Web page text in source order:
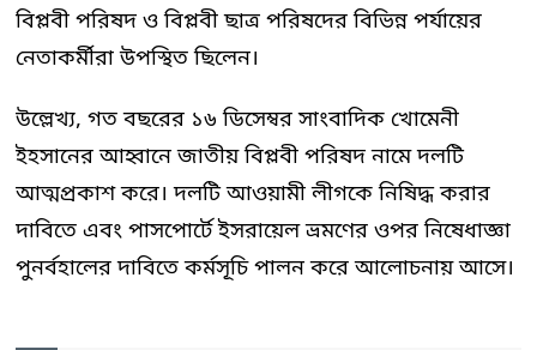
বিপ্লবী পরিষদ ও বিপ্লবী ছাত্র পরিষদের বিভিন্ন পর্যায়ের
নেতাকর্মীরা উপস্থিত ছিলেন।
উল্লেখ্য, গত বছরের ১৬ ডিসেম্বর সাংবাদিক খোমেনী
ইহসানের আহ্বানে জাতীয় বিপ্লবী পরিষদ নামে দলটি
আত্মপ্রকাশ করে। দলটি আওয়ামী লীগকে নিষিদ্ধ করার
দাবিতে এবং পাসপোর্টে ইসরায়েল ভ্রমণের ওপর নিষেধাজ্ঞা
পুনর্বহালের দাবিতে কর্মসূচি পালন করে আলোচনায় আসে।